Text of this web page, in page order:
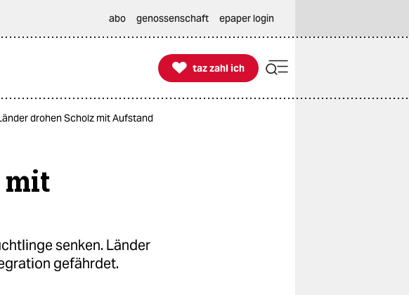
abo genossenschaft epaper login

taz zahl ich
taz zahl ich
drohen Scholz mit Aufstand
mit
senken. Länder
gefährdet.